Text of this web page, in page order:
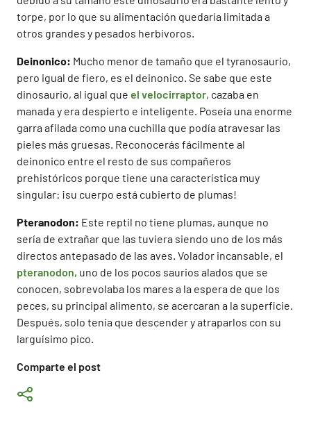
Comparte el post
torpe, por lo que su alimentación quedaría limitada a
otros grandes y pesados herbívoros.
Deinonico: Mucho menor de tamaño que el tyranosaurio,
pero igual de fiero, es el deinonico. Se sabe que este
dinosaurio, al igual que el velocirraptor, cazaba en
manada y era despierto e inteligente. Poseía una enorme
garra afilada como una cuchilla que podía atravesar las
pieles más gruesas. Reconocerás fácilmente al
deinonico entre el resto de sus compañeros
prehistóricos porque tiene una característica muy
singular: ¡su cuerpo está cubierto de plumas!
Pteranodon: Este reptil no tiene plumas, aunque no
sería de extrañar que las tuviera siendo uno de los más
directos antepasado de las aves. Volador incansable, el
pteranodon, uno de los pocos saurios alados que se
conocen, sobrevolaba los mares a la espera de que los
peces, su principal alimento, se acercaran a la superficie.
Después, solo tenía que descender y atraparlos con su
larguísimo pico.